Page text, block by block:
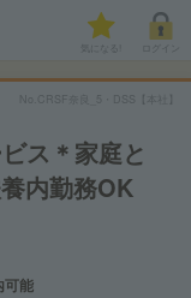
気になる!
No.CRSF奈良_5・DSS【本社】
ス＊家庭と
内勤務OK
能